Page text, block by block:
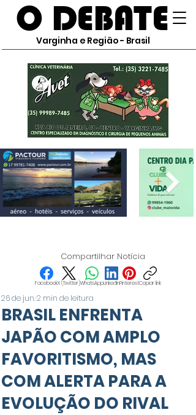
O DEBATE
Varginha e Região - Brasil
Compartilhar Notícia
FacebookX (Twitter)WhatsAppLinkedInPinterestCopiar link
BRASIL ENFRENTA
JAPÃO COM AMPLO
FAVORITISMO, MAS
COM ALERTA PARA A
EVOLUÇÃO DO RIVAL
26 de jun.2 min de leitura